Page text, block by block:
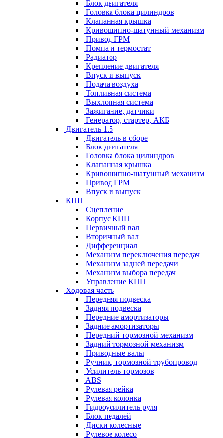
Блок двигателя
Головка блока цилиндров
Клапанная крышка
Кривошипно-шатунный механизм
Привод ГРМ
Помпа и термостат
Радиатор
Крепление двигателя
Впуск и выпуск
Подача воздуха
Топливная система
Выхлопная система
Зажигание, датчики
Генератор, стартер, АКБ
Двигатель 1.5
Двигатель в сборе
Блок двигателя
Головка блока цилиндров
Клапанная крышка
Кривошипно-шатунный механизм
Привод ГРМ
Впуск и выпуск
КПП
Сцепление
Корпус КПП
Первичный вал
Вторичный вал
Дифференциал
Механизм переключения передач
Механизм задней передачи
Механизм выбора передач
Управление КПП
Ходовая часть
Передняя подвеска
Задняя подвеска
Передние амортизаторы
Задние амортизаторы
Передний тормозной механизм
Задний тормозной механизм
Приводные валы
Ручник, тормозной трубопровод
Усилитель тормозов
ABS
Рулевая рейка
Рулевая колонка
Гидроусилитель руля
Блок педалей
Диски колесные
Рулевое колесо